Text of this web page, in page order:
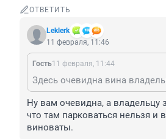
ОТВЕТИТЬ
Leklerk
11 февраля, 11:46
Гость11 февраля, 11:44
Ну вам очевидна, а владельцу
что там парковаться нельзя и
виноваты.